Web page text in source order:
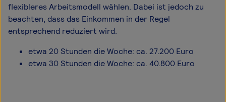
flexibleres Arbeitsmodell wählen. Dabei ist jedoch zu
beachten, dass das Einkommen in der Regel
entsprechend reduziert wird.
etwa 20 Stunden die Woche: ca. 27.200 Euro
etwa 30 Stunden die Woche: ca. 40.800 Euro